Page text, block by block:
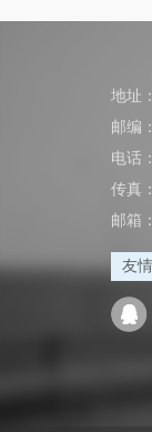
地址
邮编
电话
传真
邮箱
友